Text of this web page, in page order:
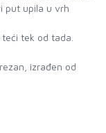
put upila u vrh
tek od tada.
izrađen od